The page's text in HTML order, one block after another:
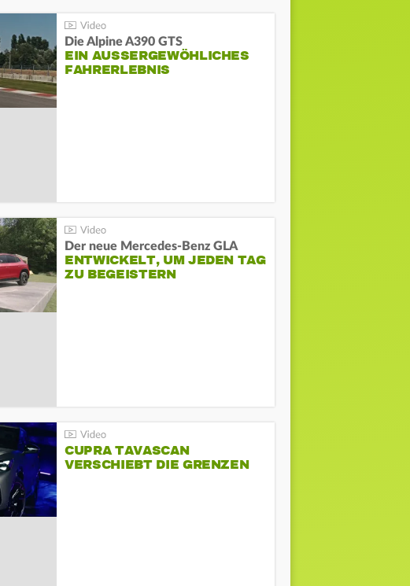
Die Alpine A390 GTS
EIN AUSSERGEWÖHLICHES F
AHRERLEBNIS
Der neue Mercedes-Benz GLA
ENTWICKELT, UM JEDEN TAG
ZU BEGEISTERN
CUPRA TAVASCAN
VERSCHIEBT DIE GRENZEN